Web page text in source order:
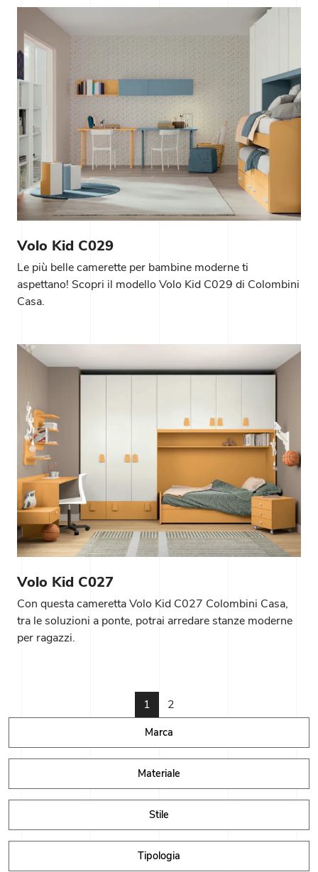
Volo Kid C029
Le più belle camerette per bambine moderne ti
aspettano! Scopri il modello Volo Kid C029 di Colombini
Casa.
Volo Kid C027
Con questa cameretta Volo Kid C027 Colombini Casa,
tra le soluzioni a ponte, potrai arredare stanze moderne
per ragazzi.
1 2
Marca
Materiale
Stile
Tipologia